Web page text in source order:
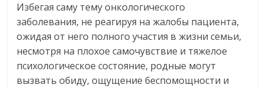
Избегая саму тему онкологического
заболевания, не реагируя на жалобы пациента,
ожидая от него полного участия в жизни семьи,
несмотря на плохое самочувствие и тяжелое
психологическое состояние, родные могут
вызвать обиду, ощущение беспомощности и